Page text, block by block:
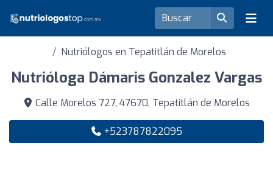
Nutriólogos en Tepatitlán de Morelos
Nutrióloga Dámaris Gonzalez Vargas
Calle Morelos 727, 47670, Tepatitlán de Morelos
+523787822095